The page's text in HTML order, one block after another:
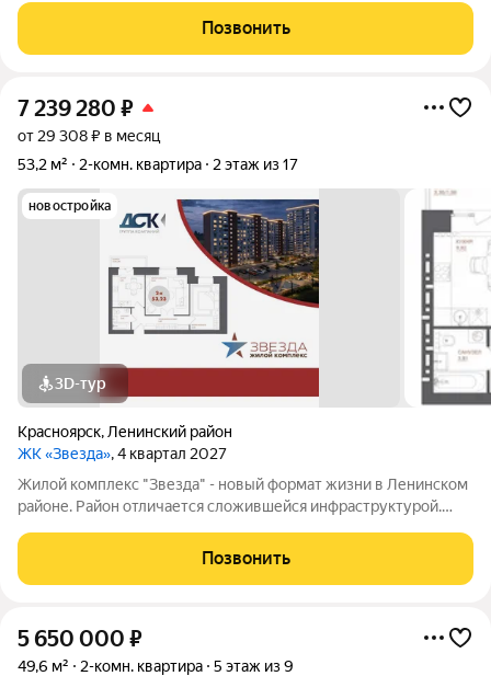
Сaнузел раздельный. Ремонт от застройщика в квартире никто
не жил. Один взрослый
Позвонить
7 239 280 ₽
от 29 308 ₽ в месяц
53,2 м²
2-комн. квартира 2 этаж из 17
новостройка
3D-тур
Красноярск, Ленинский район
ЖК «Звезда», 4 квартал 2027
Жилой комплекс "Звезда" - новый формат жизни в Ленинском
районе. Район отличается сложившейся инфраструктурой.
большой парк с одноименным названием. Развита
транспортная и дорожная сети. Есть
Позвонить
5 650 000 ₽
49,6 м² 2-комн. квартира 5 этаж из 9